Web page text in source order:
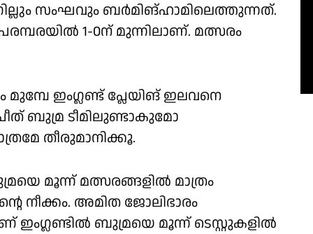
സംഘവും ബർമിങ്ഹാമിലെത്തുന്നത്.
1-0ന് മുന്നിലാണ്. മത്സരം
ഇംഗ്ലണ്ട് പ്ലേയിങ് ഇലവനെ
ബുമ്ര ടീമിലുണ്ടാകുമോ
തീരുമാനിക്കൂ.
മൂന്ന് മത്സരങ്ങളിൽ മാത്രം
നീക്കം. അമിത ജോലിഭാരം
ഇം​ഗ്ലണ്ടിൽ ബുമ്രയെ മൂന്ന് ടെസ്റ്റുകളിൽ